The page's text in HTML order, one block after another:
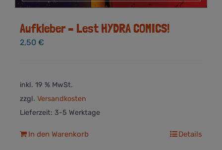
Aufkleber – Lest HYDRA COMICS!
2,50 €
inkl. 19 % MwSt.
zzgl. Versandkosten
Lieferzeit: 3-5 Werktage
In den Warenkorb Details